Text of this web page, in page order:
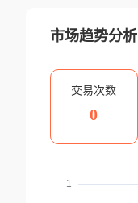
市场趋势分析
交易次数
0